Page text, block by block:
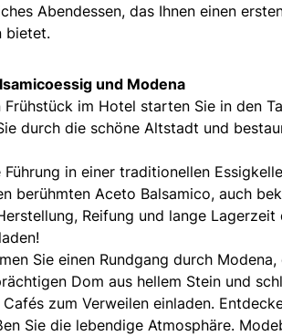
Abendessen, das Ihnen einen
bietet.
und Modena
Frühstück im Hotel starten Sie in den
durch die schöne Altstadt und
in einer traditionellen
berühmten Aceto Balsamico, auch
Reifung und lange
Sie einen Rundgang durch
Dom aus hellem Stein und
zum Verweilen einladen.
Sie die lebendige Atmosphäre.